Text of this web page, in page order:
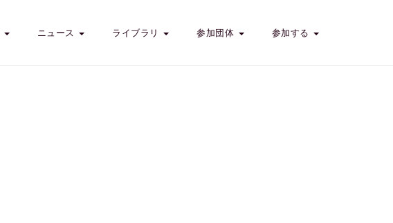
ニュース ライブラリ 参加団体 参加する